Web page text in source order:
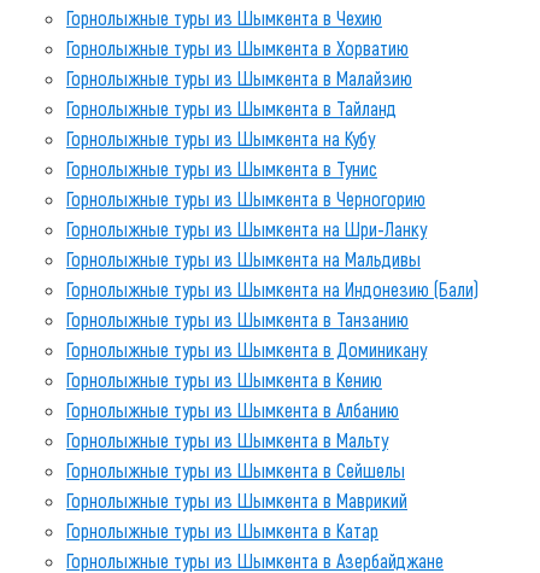
Горнолыжные туры из Шымкента в Чехию
Горнолыжные туры из Шымкента в Хорватию
Горнолыжные туры из Шымкента в Малайзию
Горнолыжные туры из Шымкента в Тайланд
Горнолыжные туры из Шымкента на Кубу
Горнолыжные туры из Шымкента в Тунис
Горнолыжные туры из Шымкента в Черногорию
Горнолыжные туры из Шымкента на Шри-Ланку
Горнолыжные туры из Шымкента на Мальдивы
Горнолыжные туры из Шымкента на Индонезию (Бали)
Горнолыжные туры из Шымкента в Танзанию
Горнолыжные туры из Шымкента в Доминикану
Горнолыжные туры из Шымкента в Кению
Горнолыжные туры из Шымкента в Албанию
Горнолыжные туры из Шымкента в Мальту
Горнолыжные туры из Шымкента в Сейшелы
Горнолыжные туры из Шымкента в Маврикий
Горнолыжные туры из Шымкента в Катар
Горнолыжные туры из Шымкента в Азербайджане